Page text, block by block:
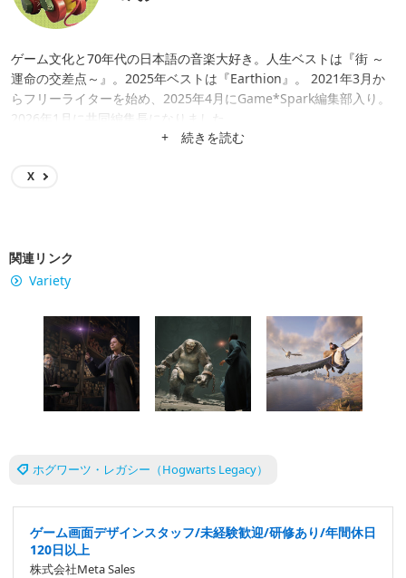
ゲーム文化と70年代の日本語の音楽大好き。人生ベストは『街 ～
運命の交差点～』。2025年ベストは『Earthion』。 2021年3月か
らフリーライターを始め、2025年4月にGame*Spark編集部入り。
2026年1月に共同編集長になりました。
+ 続きを読む
X
関連リンク
Variety
ホグワーツ・レガシー（Hogwarts Legacy）
ゲーム画面デザインスタッフ/未経験歓迎/研修あり/年間休日
120日以上
株式会社Meta Sales